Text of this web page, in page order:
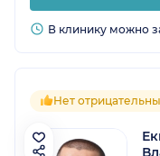
В клинику можно
Нет